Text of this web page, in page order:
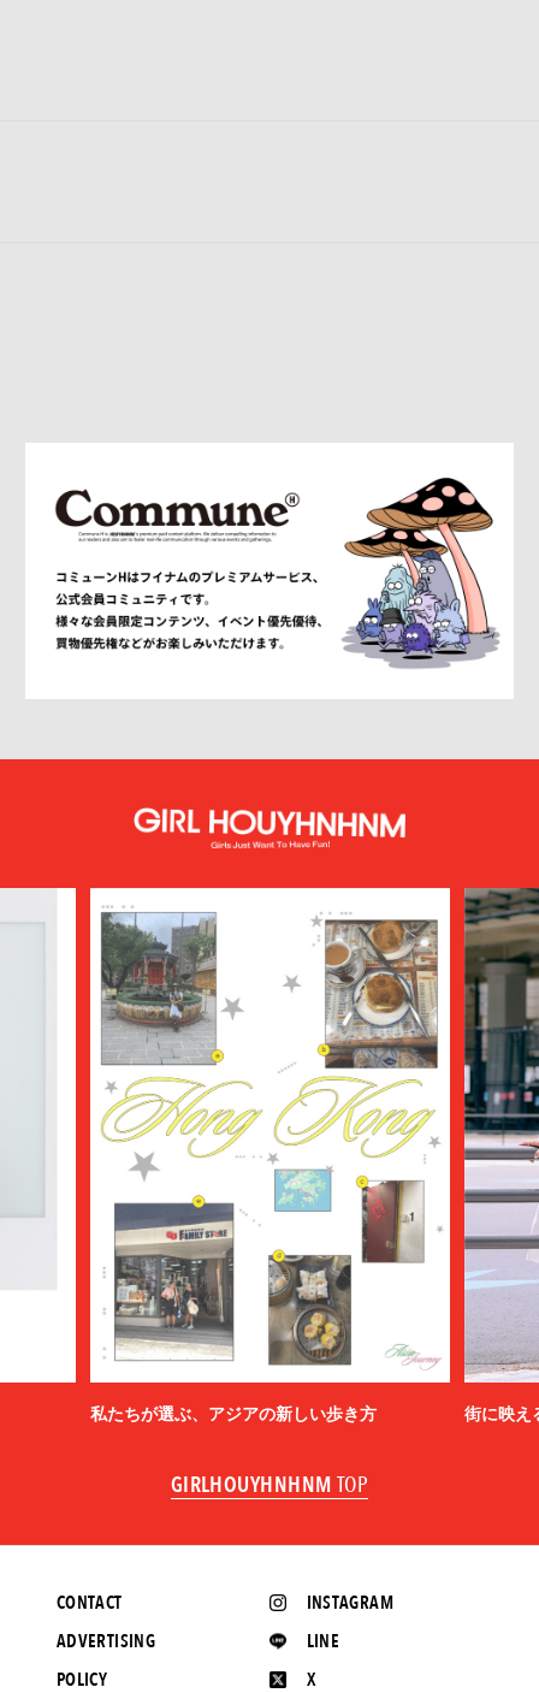
私たちが選ぶ、アジアの新しい歩き方 街に映え
GIRLHOUYHNHNM TOP
INSTAGRAM
LINE
X
CONTACT
ADVERTISING
POLICY